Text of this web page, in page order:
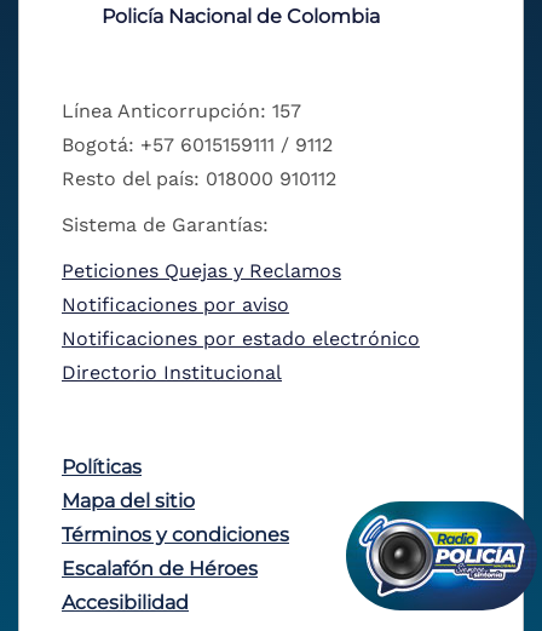
Policía Nacional de Colombia
Línea Anticorrupción: 157
Bogotá: +57 6015159111 / 9112
Resto del país: 018000 910112
Sistema de Garantías:
Peticiones Quejas y Reclamos
Notificaciones por aviso
Notificaciones por estado electrónico
Directorio Institucional
Políticas
Mapa del sitio
Términos y condiciones
Escalafón de Héroes
Accesibilidad